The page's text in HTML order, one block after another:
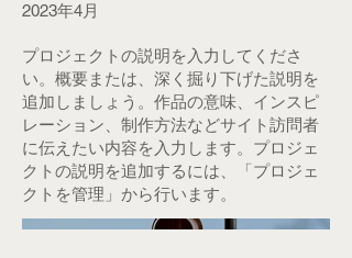
2023年4月
プロジェクトの説明を入力してくださ
い。概要または、深く掘り下げた説明を
追加しましょう。作品の意味、インスピ
レーション、制作方法などサイト訪問者
に伝えたい内容を入力します。プロジェ
クトの説明を追加するには、「プロジェ
クトを管理」から行います。